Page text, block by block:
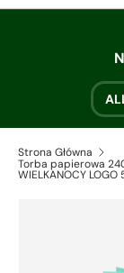
Strona Główna
Torba papierowa
WIELKANOCY LOGO